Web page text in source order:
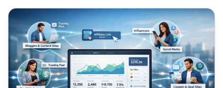
Meilleur logiciel de gestion du marketing d'affiliation